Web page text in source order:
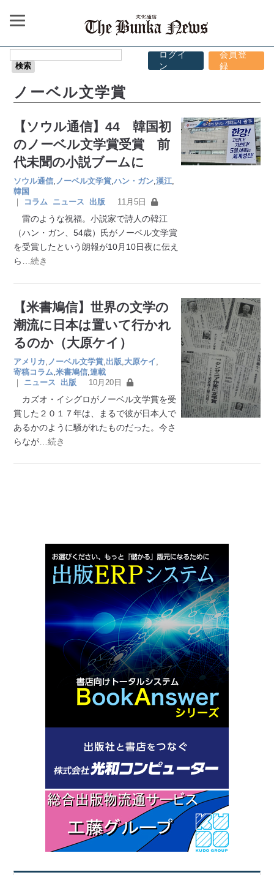
ログイ
ン
会員登
録
ノーベル文学賞
【ソウル通信】44 韓国初
のノーベル文学賞受賞 前
代未聞の小説ブームに
ソウル通信 ノーベル文学賞 ,ハン・ガン ,漢江
韓国
｜
コラム ニュース 出版 11月5日
雷のような祝福。小説家で詩人の韓江
（ハン・ガン、54歳）氏がノーベル文学賞
を受賞したという朗報が10月10日夜に伝え
ら
…続き
【米書鳩信】世界の文学の
潮流に日本は置いて行かれ
るのか（大原ケイ）
アメリカ ノーベル文学賞 出版 大原ケイ
寄稿コラム ,米書鳩信 ,連載
｜
ニュース 出版 10月20日
カズオ・イシグロがノーベル文学賞を受
賞した２０１７年は、まるで彼が日本人で
あるかのように騒がれたものだった。今さ
らなが …続き